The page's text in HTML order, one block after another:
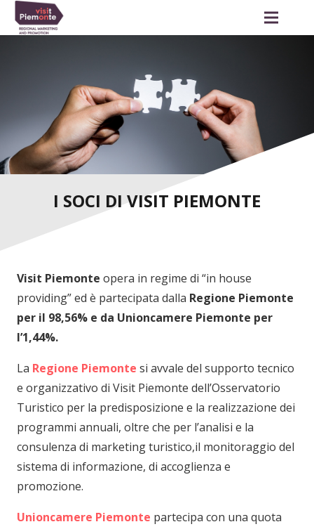
I SOCI DI VISIT PIEMONTE
Visit Piemonte opera in regime di “in house
providing” ed è partecipata dalla Regione Piemonte
per il 98,56% e da Unioncamere Piemonte per
l’1,44%.
La Regione Piemonte si avvale del supporto tecnico
e organizzativo di Visit Piemonte dell’Osservatorio
Turistico per la predisposizione e la realizzazione dei
programmi annuali, oltre che per l’analisi e la
consulenza di marketing turistico,il monitoraggio del
sistema di informazione, di accoglienza e
promozione.
Unioncamere Piemonte partecipa con una quota